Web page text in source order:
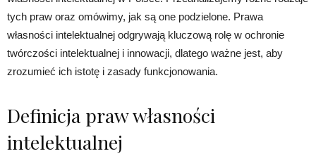
tych praw oraz omówimy, jak są one podzielone. Prawa
własności intelektualnej odgrywają kluczową rolę w ochronie
twórczości intelektualnej i innowacji, dlatego ważne jest, aby
zrozumieć ich istotę i zasady funkcjonowania.
Definicja praw własności
intelektualnej